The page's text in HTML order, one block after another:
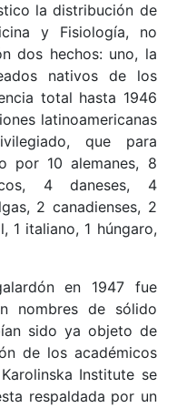
la distribución de
y Fisiología, no
dos hechos: uno, la
nativos de los
total hasta 1946
latinoamericanas
que para
por 10 alemanes, 8
4 daneses, 4
2 canadienses, 2
1 italiano, 1 húngaro,
en 1947 fue
nombres de sólido
sido ya objeto de
de los académicos
Institute se
respaldada por un